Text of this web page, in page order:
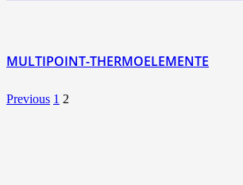
MULTIPOINT-THERMOELEMENTE
Previous 1 2